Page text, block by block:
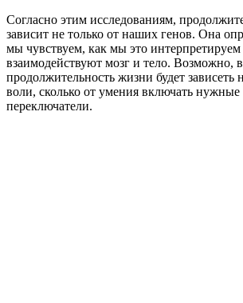
Согласно этим исследованиям,
зависит не только от наших генов. Она
мы чувствуем, как мы это интерпретируем
взаимодействуют мозг и тело. Возможно,
продолжительность жизни будет зависеть
воли, сколько от умения включать нужные
переключатели.